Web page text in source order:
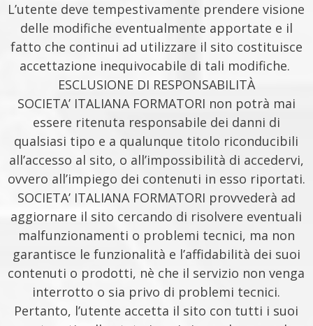
L’utente deve tempestivamente prendere visione
delle modifiche eventualmente apportate e il
fatto che continui ad utilizzare il sito costituisce
accettazione inequivocabile di tali modifiche.
ESCLUSIONE DI RESPONSABILITÀ
SOCIETA’ ITALIANA FORMATORI non potrà mai
essere ritenuta responsabile dei danni di
qualsiasi tipo e a qualunque titolo riconducibili
all’accesso al sito, o all’impossibilità di accedervi,
ovvero all’impiego dei contenuti in esso riportati.
SOCIETA’ ITALIANA FORMATORI provvederà ad
aggiornare il sito cercando di risolvere eventuali
malfunzionamenti o problemi tecnici, ma non
garantisce le funzionalità e l’affidabilità dei suoi
contenuti o prodotti, nè che il servizio non venga
interrotto o sia privo di problemi tecnici.
Pertanto, l’utente accetta il sito con tutti i suoi